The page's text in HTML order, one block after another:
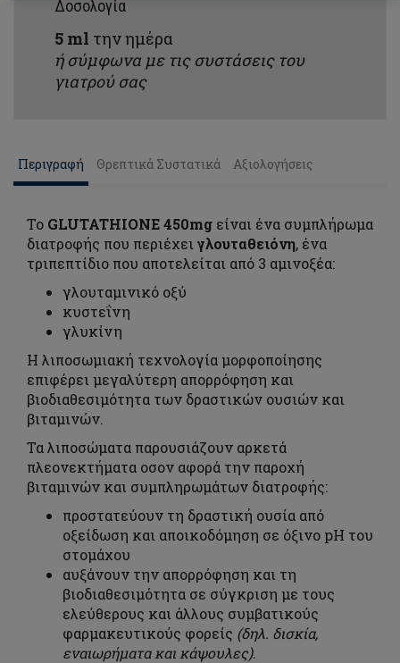
Δοσολογία
5 ml την ημέρα
ή σύμφωνα με τις συστάσεις του
γιατρού σας
Περιγραφή Θρεπτικά Συστατικά Αξιολογήσεις
Το GLUTATHIONE 450mg είναι ένα συμπλήρωμα
διατροφής που περιέχει γλουταθειόνη, ένα
τριπεπτίδιο που αποτελείται από 3 αμινοξέα:
γλουταμινικό οξύ
κυστεΐνη
γλυκίνη
Η λιποσωμιακή τεχνολογία μορφοποίησης
επιφέρει μεγαλύτερη απορρόφηση και
βιοδιαθεσιμότητα των δραστικών ουσιών και
βιταμινών.
Τα λιποσώματα παρουσιάζουν αρκετά
πλεονεκτήματα οσον αφορά την παροχή
βιταμινών και συμπληρωμάτων διατροφής:
προστατεύουν τη δραστική ουσία από
οξείδωση και αποικοδόμηση σε όξινο pH του
στομάχου
αυξάνουν την απορρόφηση και τη
βιοδιαθεσιμότητα σε σύγκριση με τους
ελεύθερους και άλλους συμβατικούς
φαρμακευτικούς φορείς (δηλ. δισκία,
εναιωρήματα και κάψουλες).